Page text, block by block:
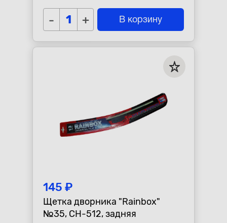
- + В корзину
145 ₽
Щетка дворника "Rainbox"
№35, CH-512, задняя